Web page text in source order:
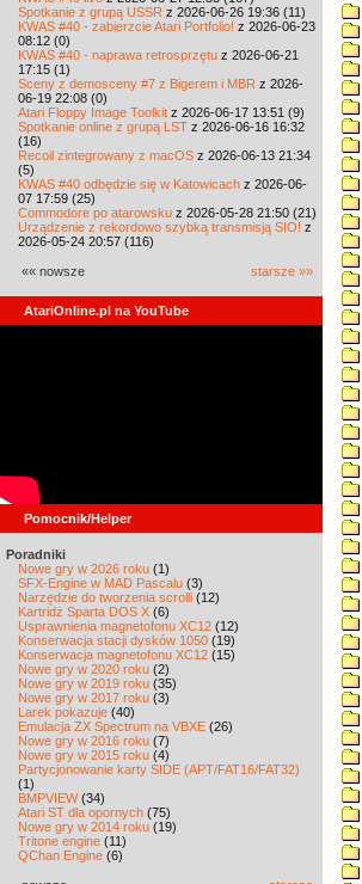
Spotkanie z grupą USSR z 2026-06-26 19:36 (11)
KWAS #40 - zabierzcie Atari Portfolio! z 2026-06-23
08:12 (0)
KWAS #40 - naprawa retrosprzętu z 2026-06-21
17:15 (1)
Sceny z demosceny #7 z Bigerem i MBR z 2026-
06-19 22:08 (0)
Atari Floppy Image Toolkit z 2026-06-17 13:51 (9)
Spotkanie online z grupą LST z 2026-06-16 16:32
(16)
Recoil zintegrowany z macOS z 2026-06-13 21:34
(5)
KWAS #40 odbędzie się w Katowicach z 2026-06-
07 17:59 (25)
Commodore po atarowsku z 2026-05-28 21:50 (21)
Urządzenie z rekordowo szybką transmisją SIO! z
2026-05-24 20:57 (116)
«« nowsze starsze »»
AtariOnline.pl na YouTube
Pomocnik/Helper
Poradniki
Nowe gry w 2026 roku (1)
SFX-Engine w MAD Pascalu (3)
Narzędzie do tworzenia scrolli (12)
Kartridż Sparta DOS X (6)
Usprawnienia magnetofonu XC12 (12)
Konserwacja stacji dysków 1050 (19)
Konserwacja magnetofonu XC12 (15)
Nowe gry w 2020 roku (2)
Nowe gry w 2019 roku (35)
Nowe gry w 2017 roku (3)
Larek pokazuje (40)
Emulacja ZX Spectrum na VBXE (26)
Nowe gry w 2016 roku (7)
Nowe gry w 2015 roku (4)
Partycjonowanie karty SIDE (APT/FAT16/FAT32)
(1)
BMPVIEW(34)
Atari ST dla opornych (75)
Nowe gry w 2014 roku (19)
Tritone engine (11)
QChan Engine (6)